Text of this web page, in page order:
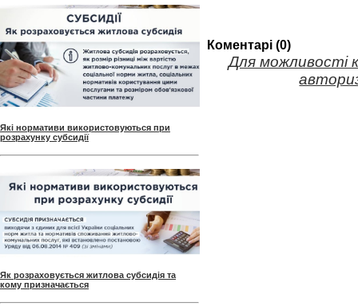
Які нормативи використовуються при
розрахунку субсидії
Як розраховується житлова субсидія та
кому призначається
Коментарі (0)
Для можливості